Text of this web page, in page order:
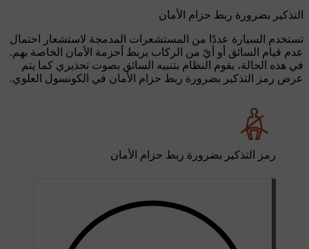
التذكير بضرورة ربط حزام الأمان
تستخدم السيارة عددًا من المستشعرات المدمجة لاستشعار احتمال
عدم قيام السائق أو أيّ من الركاب بربط أحزمة الأمان الخاصة بهم.
في هذه الحالة، يقوم النظام بتنبيه السائق بصوت تحذيري كما يتم
عرض رمز التذكير بضرورة ربط حزام الأمان في الكونسول العلوي.
رمز التذكير بضرورة ربط حزام الأمان